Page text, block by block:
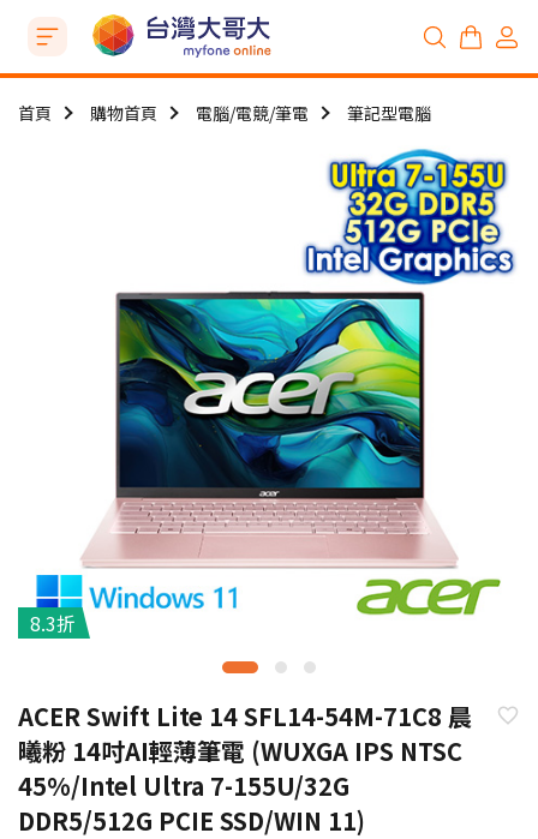
首頁 購物首頁 電腦/電競/筆電 筆記型電腦
8.3折
ACER Swift Lite 14 SFL14-54M-71C8 晨
曦粉 14吋AI輕薄筆電 (WUXGA IPS NTSC
45%/Intel Ultra 7-155U/32G
DDR5/512G PCIE SSD/WIN 11)